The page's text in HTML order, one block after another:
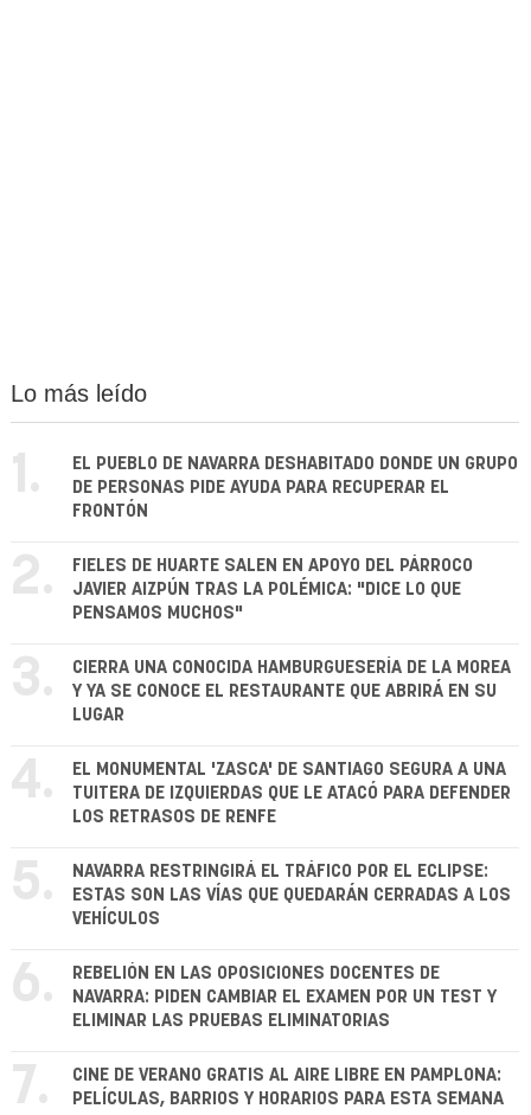
Lo más leído
1.
EL PUEBLO DE NAVARRA DESHABITADO DONDE UN GRUPO
DE PERSONAS PIDE AYUDA PARA RECUPERAR EL
FRONTÓN
2.
FIELES DE HUARTE SALEN EN APOYO DEL PÁRROCO
JAVIER AIZPÚN TRAS LA POLÉMICA: "DICE LO QUE
PENSAMOS MUCHOS"
3.
CIERRA UNA CONOCIDA HAMBURGUESERÍA DE LA MOREA
Y YA SE CONOCE EL RESTAURANTE QUE ABRIRÁ EN SU
LUGAR
4.
EL MONUMENTAL 'ZASCA' DE SANTIAGO SEGURA A UNA
TUITERA DE IZQUIERDAS QUE LE ATACÓ PARA DEFENDER
LOS RETRASOS DE RENFE
5.
NAVARRA RESTRINGIRÁ EL TRÁFICO POR EL ECLIPSE:
ESTAS SON LAS VÍAS QUE QUEDARÁN CERRADAS A LOS
VEHÍCULOS
6.
REBELIÓN EN LAS OPOSICIONES DOCENTES DE
NAVARRA: PIDEN CAMBIAR EL EXAMEN POR UN TEST Y
ELIMINAR LAS PRUEBAS ELIMINATORIAS
7.
CINE DE VERANO GRATIS AL AIRE LIBRE EN PAMPLONA:
PELÍCULAS, BARRIOS Y HORARIOS PARA ESTA SEMANA